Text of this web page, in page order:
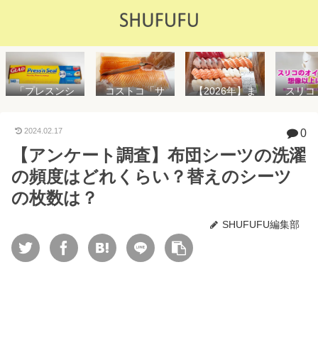
「プレスンシ
説！コストコ
る店はどこ？
粘着面に危険
性はない？
コストコ「サ
や冷凍保存方
法を紹介
【2026年】ま
が高いけど購
入するべき？
スリコ
思え
め！霧
WAY
2024.02.17 0
【アンケート調査】布団シーツの洗濯
の頻度はどれくらい？替えのシーツ
の枚数は？
SHUFUFU編集部